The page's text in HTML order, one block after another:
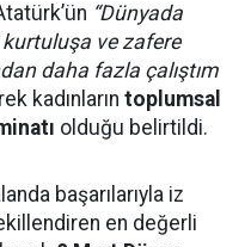
“Dünyada
kurtuluşa ve zafere
daha fazla çalıştım
kadınların toplumsal
olduğu belirtildi.
başarılarıyla iz
en değerli